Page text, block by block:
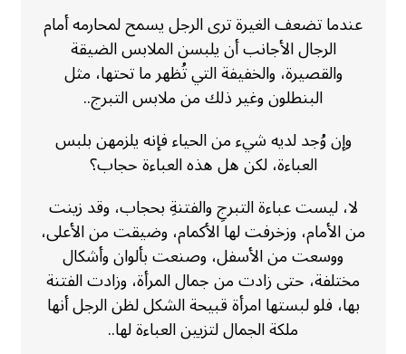
عندما تضعف الغيرة ترى الرجل يسمح لمحارمه أمام
الرجال الأجانب أن يلبسن الملابس الضيقة
والقصيرة، والخفيفة التي تُظهر ما تحتها، مثل
البنطلون وغير ذلك من ملابس التبرج..
وإن وُجد لديه شيء من الحياء فإنه يلزمهن بلبس
العباءة، لكن هل هذه العباءة حجاب؟
لا، ليست عباءة التبرجِ والفتنةِ بحجاب، وقد زينت
من الأمام، وزخرفت لها الأكمام، وضيقت من الأعلى،
ووسعت من الأسفل، وصنعت بألوان وأشكال
مختلفة، حتى زادت من جمال المرأة، وزادت الفتنة
بها، فلو لبستها امرأة قبيحة الشكل لظن الرجل أنها
ملكة الجمال لتزيين العباءة لها..